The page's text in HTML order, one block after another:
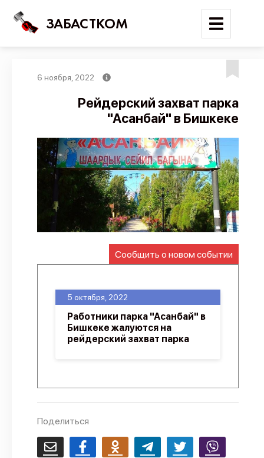
ЗАБАСТКОМ
Поиск
Новости
Карта событий
Трудовые конфликты
Отчеты
Предложить публикацию
API
Политика конфиденциальности
6 ноября, 2022
Рейдерский захват парка
"Асанбай" в Бишкеке
Сообщить о новом событии
5 октября, 2022
Работники парка "Асанбай" в
Бишкеке жалуются на
рейдерский захват парка
Поделиться